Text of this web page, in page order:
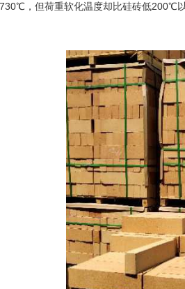
，但荷重软化温度却比硅砖低200℃以